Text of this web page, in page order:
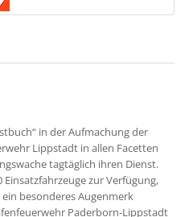
in der Aufmachung der
Lippstadt in allen Facetten
tagtäglich ihren Dienst.
zur Verfügung,
besonderes Augenmerk
Paderborn-Lippstadt